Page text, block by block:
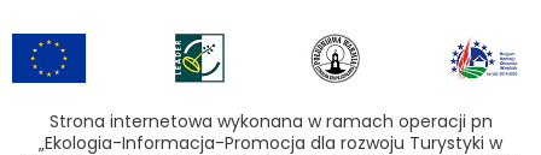
Strona internetowa wykonana w ramach operacji pn
„Ekologia-Informacja-Promocja dla rozwoju Turystyki w